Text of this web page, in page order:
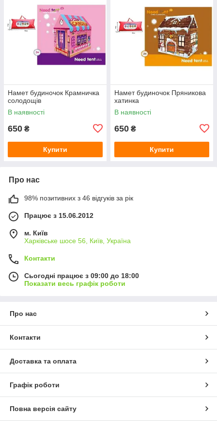
Намет будиночок Крамничка
солодощів
В наявності
650 ₴
Купити
Намет будиночок Пряникова
хатинка
В наявності
650 ₴
Купити
Про нас
98% позитивних з 46 відгуків за рік
Працює з 15.06.2012
м. Київ
Харківське шосе 56, Київ, Україна
Контакти
Сьогодні працює з 09:00 до 18:00
Показати весь графік роботи
Про нас
Контакти
Доставка та оплата
Графік роботи
Повна версія сайту